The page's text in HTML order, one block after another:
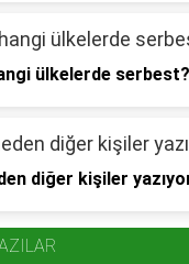
ülkelerde serbest?
diğer kişiler